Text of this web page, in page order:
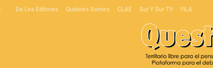
De Los Editores Quiénes Somos CLAE Sur Y Sur TV FILA